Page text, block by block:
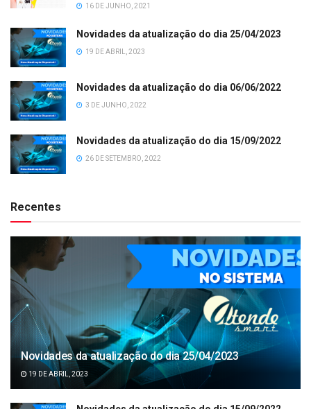
16 DE JUNHO, 2021
Novidades da atualização do dia 25/04/2023
19 DE ABRIL, 2023
Novidades da atualização do dia 06/06/2022
3 DE JUNHO, 2022
Novidades da atualização do dia 15/09/2022
26 DE SETEMBRO, 2022
Recentes
Novidades da atualização do dia 25/04/2023
19 DE ABRIL, 2023